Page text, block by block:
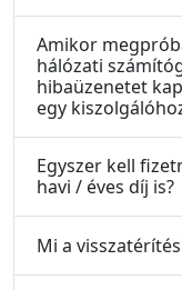
Amikor
hálózati
hibaüzenetet
egy
Egyszer kell
havi / éves díj is?
Mi a